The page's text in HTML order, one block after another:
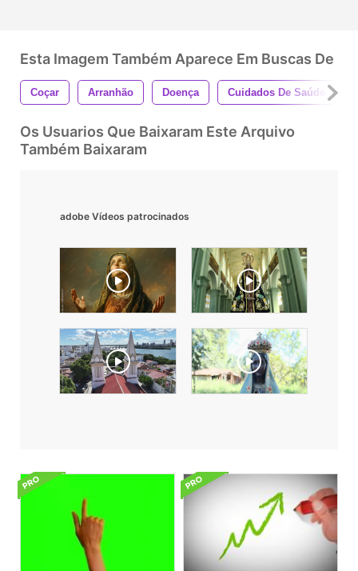
Esta Imagem Também Aparece Em Buscas De
Coçar Arranhão Doença Cuidados De Saúde
Os Usuarios Que Baixaram Este Arquivo
Também Baixaram
adobe Vídeos patrocinados